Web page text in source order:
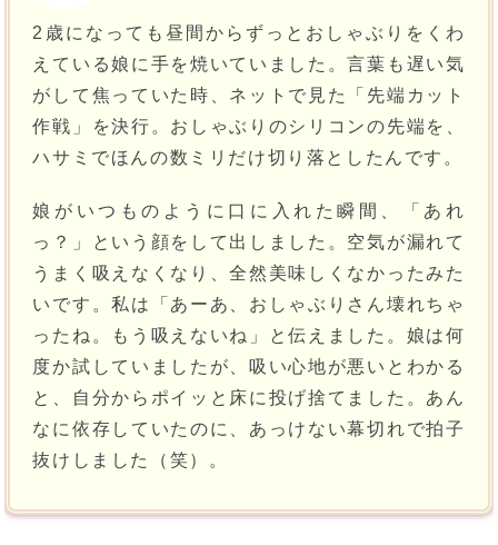
2歳になっても昼間からずっとおしゃぶりをくわ
えている娘に手を焼いていました。言葉も遅い気
がして焦っていた時、ネットで見た「先端カット
作戦」を決行。おしゃぶりのシリコンの先端を、
ハサミでほんの数ミリだけ切り落としたんです。
娘がいつものように口に入れた瞬間、「あれ
っ？」という顔をして出しました。空気が漏れて
うまく吸えなくなり、全然美味しくなかったみた
いです。私は「あーあ、おしゃぶりさん壊れちゃ
ったね。もう吸えないね」と伝えました。娘は何
度か試していましたが、吸い心地が悪いとわかる
と、自分からポイッと床に投げ捨てました。あん
なに依存していたのに、あっけない幕切れで拍子
抜けしました（笑）。